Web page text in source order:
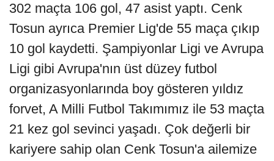
302 maçta 106 gol, 47 asist yaptı. Cenk
Tosun ayrıca Premier Lig'de 55 maça çıkıp
10 gol kaydetti. Şampiyonlar Ligi ve Avrupa
Ligi gibi Avrupa'nın üst düzey futbol
organizasyonlarında boy gösteren yıldız
forvet, A Milli Futbol Takımımız ile 53 maçta
21 kez gol sevinci yaşadı. Çok değerli bir
kariyere sahip olan Cenk Tosun'a ailemize